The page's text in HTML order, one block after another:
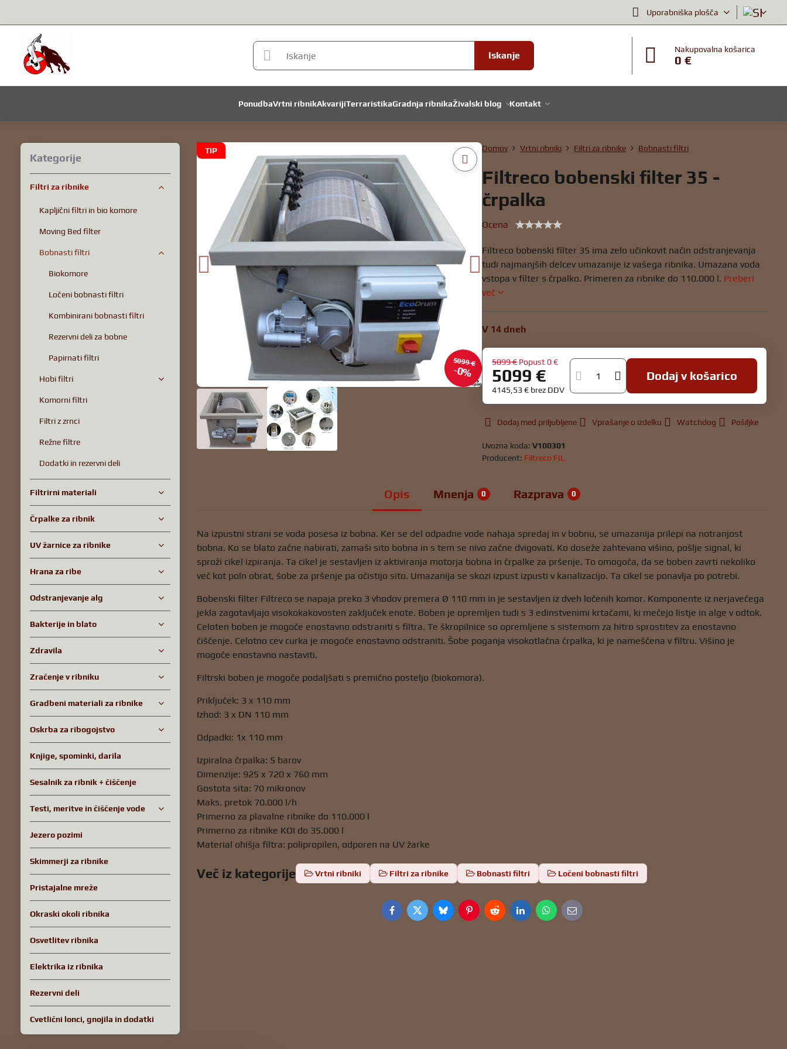
Uporabniška plošča
Iskanje
Nakupovalna košarica
0 €
PonudbaVrtni ribnikAkvarijiTerraristikaGradnja ribnikaŽivalski blog Kontakt
TIP
5099 €
0%
Domov Vrtni ribniki Filtri za ribnike Bobnasti filtri
Filtreco bobenski filter 35 -
črpalka
Ocena
Filtreco bobenski filter 35 ima zelo učinkovit način odstranjevanja
tudi najmanjših delcev umazanije iz vašega ribnika. Umazana voda
vstopa v filter s črpalko. Primeren za ribnike do 110.000 l. Preberi
več
V 14 dneh
5099 € Popust 0 €
5099 €
4145,53 € brez DDV
Dodaj v košarico
Dodaj med priljubljene Vprašanje o izdelku Watchdog Pošiljke
Uvozna koda:V100301
Producent: Filtreco FIL
Opis Mnenja 0 Razprava 0
Na izpustni strani se voda posesa iz bobna. Ker se del odpadne vode nahaja spredaj in v bobnu, se umazanija prilepi na notranjost
bobna. Ko se blato začne nabirati, zamaši sito bobna in s tem se nivo začne dvigovati. Ko doseže zahtevano višino, pošlje signal, ki
sproži cikel izpiranja. Ta cikel je sestavljen iz aktiviranja motorja bobna in črpalke za pršenje. To omogoča, da se boben zavrti nekoliko
več kot poln obrat, šobe za pršenje pa očistijo sito. Umazanija se skozi izpust izpusti v kanalizacijo. Ta cikel se ponavlja po potrebi.
Bobenski filter Filtreco se napaja preko 3 vhodov premera Ø 110 mm in je sestavljen iz dveh ločenih komor. Komponente iz nerjavečega
jekla zagotavljajo visokokakovosten zaključek enote. Boben je opremljen tudi s 3 edinstvenimi krtačami, ki mečejo listje in alge v odtok.
Celoten boben je mogoče enostavno odstraniti s filtra. Te škropilnice so opremljene s sistemom za hitro sprostitev za enostavno
čiščenje. Celotno cev curka je mogoče enostavno odstraniti. Šobe poganja visokotlačna črpalka, ki je nameščena v filtru. Višino je
mogoče enostavno nastaviti.
Filtrski boben je mogoče podaljšati s premično posteljo (biokomora).
Priključek: 3 x 110 mm
Izhod: 3 x DN 110 mm
Odpadki: 1x 110 mm
Izpiralna črpalka: 5 barov
Dimenzije: 925 x 720 x 760 mm
Gostota sita: 70 mikronov
Maks. pretok 70.000 l/h
Primerno za plavalne ribnike do 110.000 l
Primerno za ribnike KOI do 35.000 l
Material ohišja filtra: polipropilen, odporen na UV žarke
Več iz kategorije Vrtni ribniki Filtri za ribnike Bobnasti filtri Ločeni bobnasti filtri
FacebookTwitterBlueskyPinterestRedditLinkedInWhatsApp
E-
mail
Kategorije
Filtri za ribnike
Kapljični filtri in bio komore
Moving Bed filter
Bobnasti filtri
Biokomore
Ločeni bobnasti filtri
Kombinirani bobnasti filtri
Rezervni deli za bobne
Papirnati filtri
Hobi filtri
Komorni filtri
Filtri z zrnci
Režne filtre
Dodatki in rezervni deli
Filtrirni materiali
Črpalke za ribnik
UV žarnice za ribnike
Hrana za ribe
Odstranjevanje alg
Bakterije in blato
Zdravila
Zračenje v ribniku
Gradbeni materiali za ribnike
Oskrba za ribogojstvo
Knjige, spominki, darila
Sesalnik za ribnik + čiščenje
Testi, meritve in čiščenje vode
Jezero pozimi
Skimmerji za ribnike
Pristajalne mreže
Okraski okoli ribnika
Osvetlitev ribnika
Elektrika iz ribnika
Rezervni deli
Cvetlični lonci, gnojila in dodatki